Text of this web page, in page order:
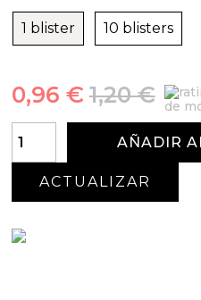
1 blister 10 blisters
1,20 €
0,96 €
de
AÑADIR